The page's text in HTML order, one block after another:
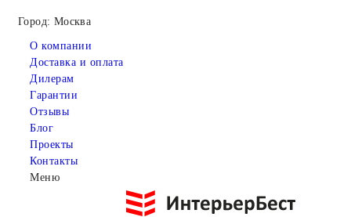
Город: Москва
О компании
Доставка и оплата
Дилерам
Гарантии
Отзывы
Блог
Проекты
Контакты
Меню